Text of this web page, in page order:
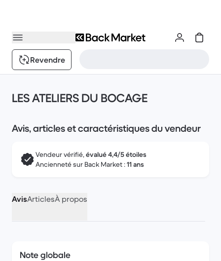
Revendre
LES ATELIERS DU BOCAGE
Avis, articles et caractéristiques du vendeur
Vendeur vérifié,évalué 4,4/5 étoiles
Ancienneté sur Back Market :11 ans
AvisArticlesÀ propos
Note globale